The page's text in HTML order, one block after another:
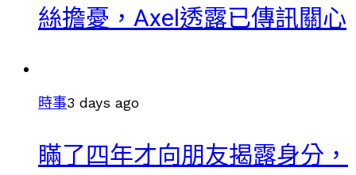
絲擔憂，Axel透露已傳訊關心
時事3 days ago
瞞了四年才向朋友揭露身分，